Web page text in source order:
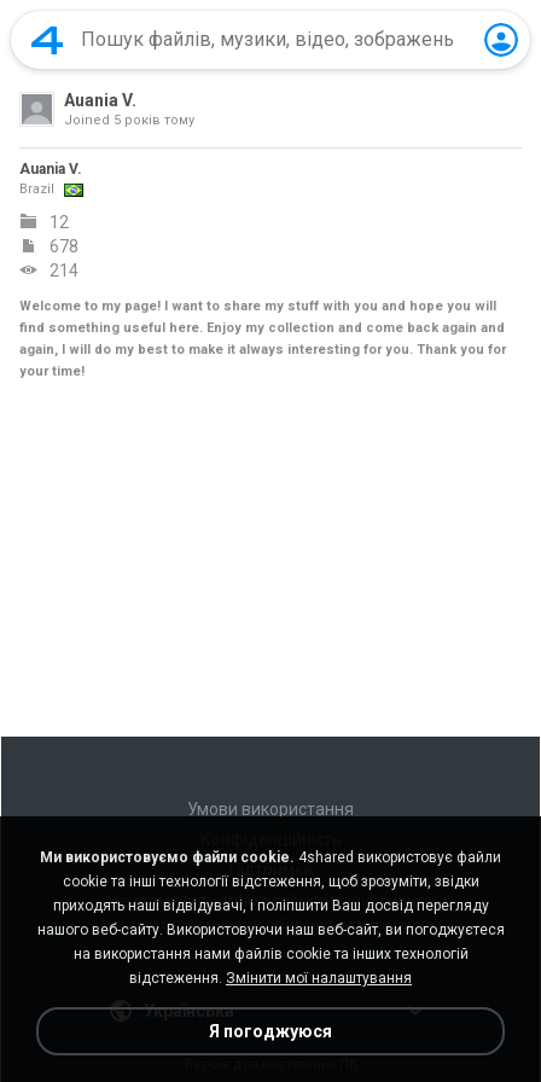
Auania V.
Joined 5 років тому
Auania V.
Brazil
12
678
214
Welcome to my page! I want to share my stuff with you and hope you will
find something useful here. Enjoy my collection and come back again and
again, I will do my best to make it always interesting for you. Thank you for
your time!
Умови використання
Не продавати мою особисту інформацію
Не ділитися моєю особистою інформацією
Українська
Ми використовуємо файли cookie. 4shared використовує файли
cookie та інші технології відстеження, щоб зрозуміти, звідки
приходять наші відвідувачі, і поліпшити Ваш досвід перегляду
нашого веб-сайту. Використовуючи наш веб-сайт, ви погоджуєтеся
на використання нами файлів cookie та інших технологій
відстеження. Змінити мої налаштування
Я погоджуюся